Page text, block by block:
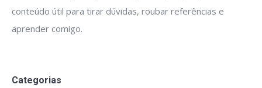
conteúdo útil para tirar dúvidas, roubar referências e
aprender comigo.
Categorias